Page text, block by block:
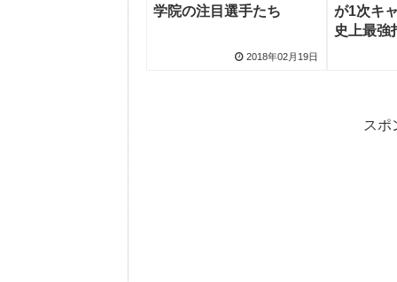
学院の注目選手たち
2018年02月19日
が1次キ
史上最強
スポ